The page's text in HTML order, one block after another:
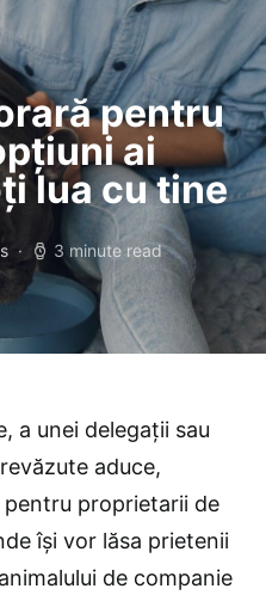
pentru
ai
lua cu tine
3 minute read
a unei delegații sau
aduce,
pentru proprietarii de
își vor lăsa prietenii
de companie